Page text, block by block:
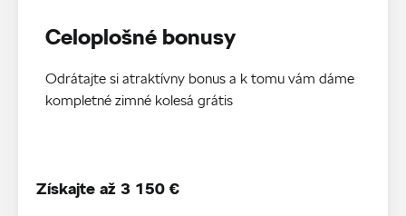
Celoplošné bonusy
Odrátajte si atraktívny bonus a k tomu vám dáme
kompletné zimné kolesá grátis
Získajte až 3 150 €